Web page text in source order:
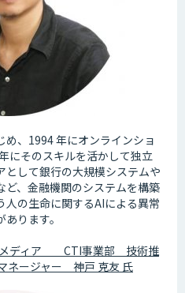
、1994 年にオンラインショ
にそのスキルを活かして独立
として銀行の大規模システムや
ど、金融機関のシステムを構築
人の生命に関するAIによる異常
ります。
メディア CTI事業部 技術推
ネージャー 神戸 克友 氏